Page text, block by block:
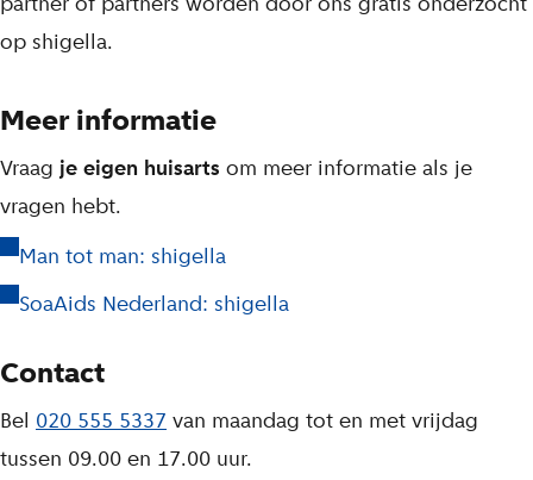
op shigella.
Meer informatie
Vraag je eigen huisarts om meer informatie als je
vragen hebt.
Man tot man: shigella
SoaAids Nederland: shigella
Contact
Bel 020 555 5337 van maandag tot en met vrijdag
tussen 09.00 en 17.00 uur.